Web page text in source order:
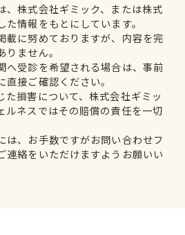
、株式会社ギミック、または株式
情報をもとにしています。
載に努めておりますが、内容を完
ません。
へ受診を希望される場合は、事前
接ご確認ください。
た損害について、株式会社ギミッ
ルネスではその賠償の責任を一切
は、お手数ですがお問い合わせフ
連絡をいただけますようお願いい